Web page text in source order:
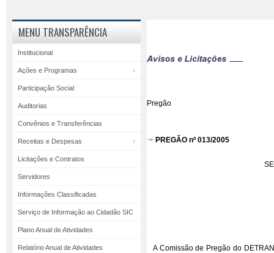
MENU TRANSPARÊNCIA
Institucional
Ações e Programas
Participação Social
Auditorias
Convênios e Transferências
Receitas e Despesas
Licitações e Contratos
Servidores
Informações Classificadas
Serviço de Informação ao Cidadão SIC
Plano Anual de Atividades
Relatório Anual de Atividades
Pregão
PREGÃO nº 013/2005
A Comissão de Pregão do